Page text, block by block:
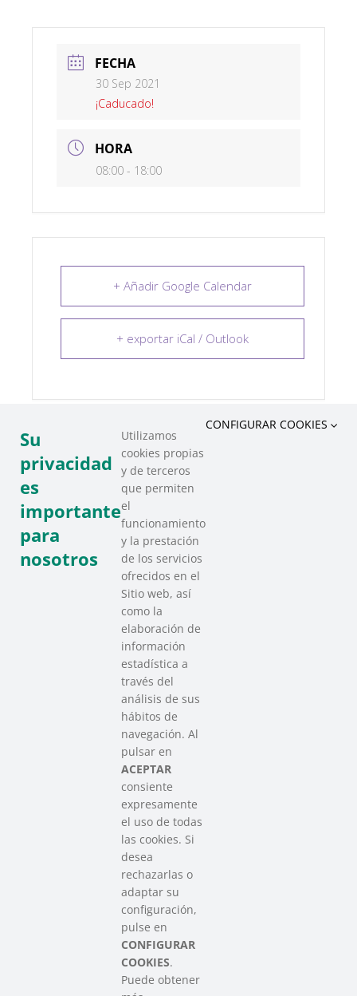
FECHA
30 Sep 2021
¡Caducado!
HORA
08:00 - 18:00
+ Añadir Google Calendar
+ exportar iCal / Outlook
COMPARTIR ESTE EVENTO
SAREEN SAREA
Asociación que agrupa a las redes
del Tercer Sector Social en Euskadi
Contacto
info@sareensarea.eu
Iparraguirre, 9 lonja – 48009 Bilbao
946 569 230
Colabora
Su
privacidad
es
importante
para
nosotros
Utilizamos
cookies propias
y de terceros
que permiten
el
funcionamiento
y la prestación
de los servicios
ofrecidos en el
Sitio web, así
como la
elaboración de
información
estadística a
través del
análisis de sus
hábitos de
navegación. Al
pulsar en
ACEPTAR
consiente
expresamente
el uso de todas
las cookies. Si
desea
rechazarlas o
adaptar su
configuración,
pulse en
CONFIGURAR
COOKIES.
Puede obtener
CONFIGURAR COOKIES